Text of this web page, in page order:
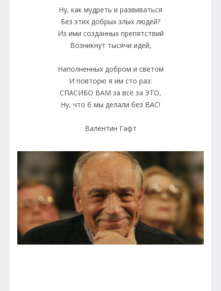
Ну, как мудреть и развиваться
Без этих добрых злых людей?
Из ими созданных препятствий
Возникнут тысячи идей,
Наполненных добром и светом
И повторю я им сто раз:
СПАСИБО ВАМ за всё за ЭТО,
Ну, что б мы делали без ВАС!
Валентин Гафт